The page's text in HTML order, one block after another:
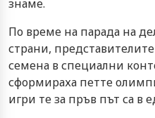
знаме.
По време на парада на
страни,
семена в специални
сформираха петте
игри те за пръв път са в